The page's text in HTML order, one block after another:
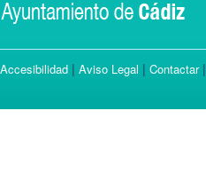
Accesibilidad | Aviso Legal | Contactar|